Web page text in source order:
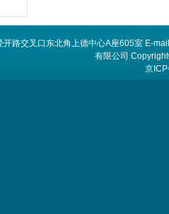
路交叉口东北角上德中心A座605室 E-
有限公司
京